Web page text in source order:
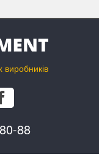
виробників
88